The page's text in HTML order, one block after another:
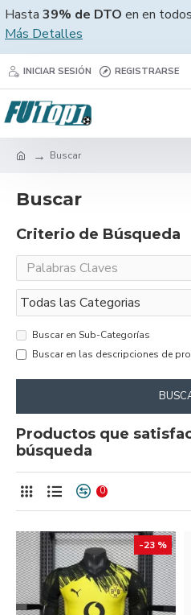
Hasta 39% de DTO en en
Más Detalles
INICIAR SESIÓN REGISTRARSE
Buscar
Buscar
Criterio de Búsqueda
Buscar en Sub-Categorías
Buscar en las descripciones de
Productos que
búsqueda
0
-23 %